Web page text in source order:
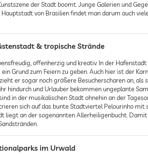
der Stadt boomt. Junge Galerien und
von Brasilien findet man darum auch
& tropische Strände
offenherzig und kreativ. In der
ein Grund zum Feiern zu geben. Auch hier ist der
er sogar noch größere Besucherscharen an, als
hindurch und Urlauber bekommen ungeplante
in der musikalischen Stadt ohnehin an der
sich auf das bunte Stadtviertel Pelourinho mit
liegt an der sogenannten Allerheiligenbucht.
im Urwald